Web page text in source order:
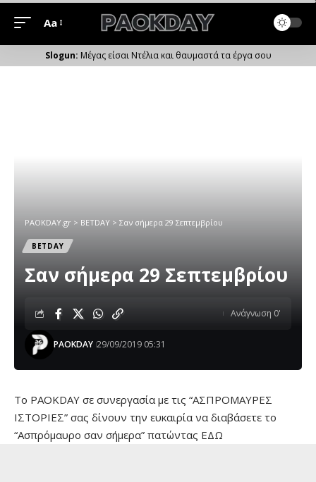
Μέγεθος
Γραμματοσειράς
Aa
Μέγας είσαι Ντέλια και θαυμαστά τα έργα σου
PAOKDAY.gr > ΒETDAY > Σαν σήμερα 29 Σεπτεμβρίου
ΒETDAY
Σαν σήμερα 29 Σεπτεμβρίου
PAOKDAY 29/09/2019 05:31
Ανάγνωση 0'
Το PAOKDAY σε συνεργασία με τις “ΑΣΠΡΟΜΑΥΡΕΣ
ΙΣΤΟΡΙΕΣ” σας δίνουν την ευκαιρία να διαβάσετε το
“Ασπρόμαυρο σαν σήμερα” πατώντας ΕΔΩ